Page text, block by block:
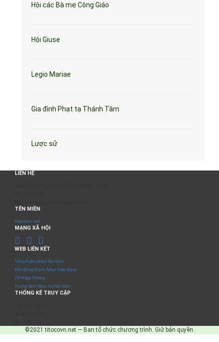
Hội các Bà mẹ Công Giáo
Hội Giuse
Legio Mariae
Gia đình Phạt tạ Thánh Tâm
Lược sử
LIÊN HỆ
TÊN MIỀN
titocovn.net
MẠNG XÃ HỘI
WEB LIÊN KẾT
Tổng Giáo phận Sài Gòn
Hội đồng Giám Mục Việt Nam
TV Hiệp Thông
Trung tâm Mục vụ Sài Gòn
THỐNG KÊ TRUY CẬP
©2021 titocovn.net — Ban tổ chức chương trình. Giữ bản quyền.